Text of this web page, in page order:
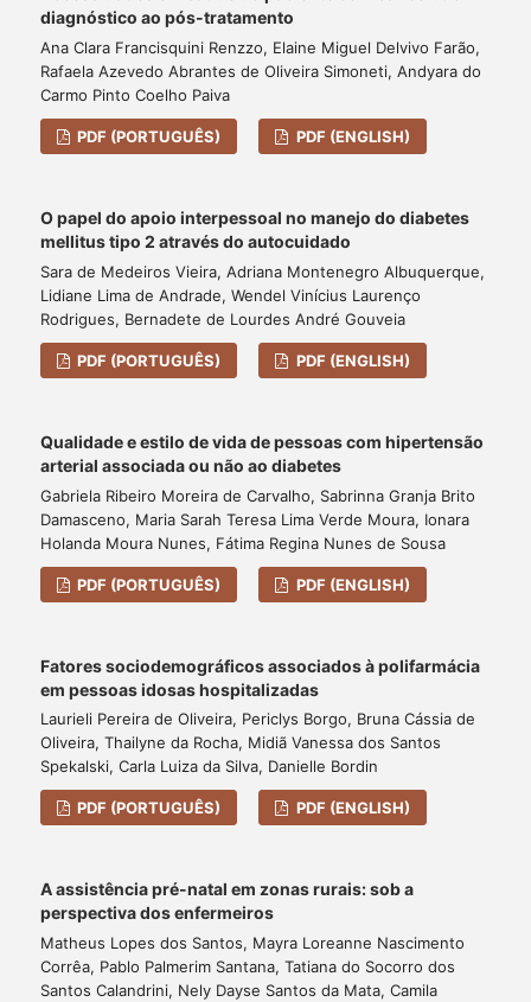
diagnóstico ao pós-tratamento
Ana Clara Francisquini Renzzo, Elaine Miguel Delvivo Farão,
Rafaela Azevedo Abrantes de Oliveira Simoneti, Andyara do
Carmo Pinto Coelho Paiva
PDF (PORTUGUÊS) PDF (ENGLISH)
O papel do apoio interpessoal no manejo do diabetes
mellitus tipo 2 através do autocuidado
Sara de Medeiros Vieira, Adriana Montenegro Albuquerque,
Lidiane Lima de Andrade, Wendel Vinícius Laurenço
Rodrigues, Bernadete de Lourdes André Gouveia
PDF (PORTUGUÊS) PDF (ENGLISH)
Qualidade e estilo de vida de pessoas com hipertensão
arterial associada ou não ao diabetes
Gabriela Ribeiro Moreira de Carvalho, Sabrinna Granja Brito
Damasceno, Maria Sarah Teresa Lima Verde Moura, Ionara
Holanda Moura Nunes, Fátima Regina Nunes de Sousa
PDF (PORTUGUÊS) PDF (ENGLISH)
Fatores sociodemográficos associados à polifarmácia
em pessoas idosas hospitalizadas
Laurieli Pereira de Oliveira, Periclys Borgo, Bruna Cássia de
Oliveira, Thailyne da Rocha, Midiã Vanessa dos Santos
Spekalski, Carla Luiza da Silva, Danielle Bordin
PDF (PORTUGUÊS) PDF (ENGLISH)
A assistência pré-natal em zonas rurais: sob a
perspectiva dos enfermeiros
Matheus Lopes dos Santos, Mayra Loreanne Nascimento
Corrêa, Pablo Palmerim Santana, Tatiana do Socorro dos
Santos Calandrini, Nely Dayse Santos da Mata, Camila